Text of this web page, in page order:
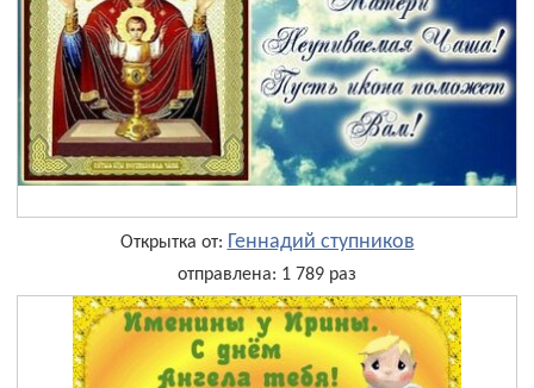
Открытка от: Геннадий ступников
отправлена: 1 789 раз